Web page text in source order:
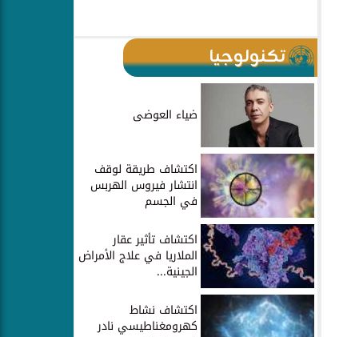
تكنولوجيا
ضياء العوضى
اكتشاف طريقة لوقف
انتشار فيروس الهربس
في الجسم
اكتشاف تأثير عقار
الملاريا في علاج الأمراض
الجينية...
اكتشاف نشاط
كهرومغناطيسي نادر